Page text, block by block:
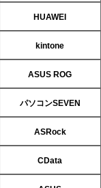
HUAWEI
kintone
ASUS ROG
パソコンSEVEN
ASRock
CData